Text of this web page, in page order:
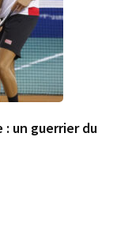
: un guerrier du